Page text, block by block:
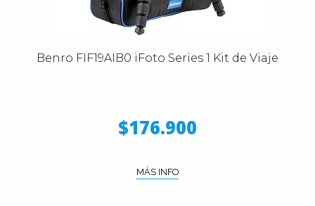
Benro FIF19AIB0 iFoto Series 1 Kit de Viaje
$176.900
MÁS INFO